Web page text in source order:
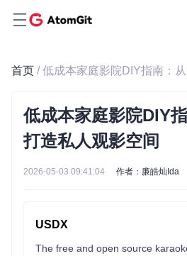
首页
低成本家庭影院DIY
打造私人观影空间
2026-05-03 09:41:04 作者：廉皓灿Ida
USDX